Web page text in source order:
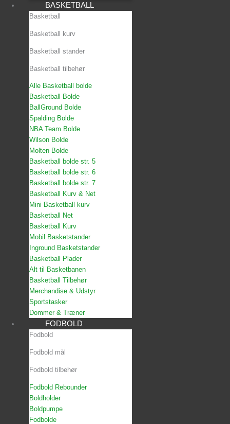
BASKETBALL
Basketball
Basketball kurv
Basketball stander
Basketball tilbehør
Alle Basketball bolde
Basketball Bolde
BallGround Bolde
Spalding Bolde
NBA Team Bolde
Wilson Bolde
Molten Bolde
Basketball bolde str. 5
Basketball bolde str. 6
Basketball bolde str. 7
Basketball Kurv & Net
Mini Basketball kurv
Basketball Net
Basketball Kurv
Mobil Basketstander
Inground Basketstander
Basketball Plader
Alt til Basketbanen
Basketball Tilbehør
Merchandise & Udstyr
Sportstasker
Dommer & Træner
FODBOLD
Fodbold
Fodbold mål
Fodbold tilbehør
Fodbold Rebounder
Boldholder
Boldpumpe
Fodbolde